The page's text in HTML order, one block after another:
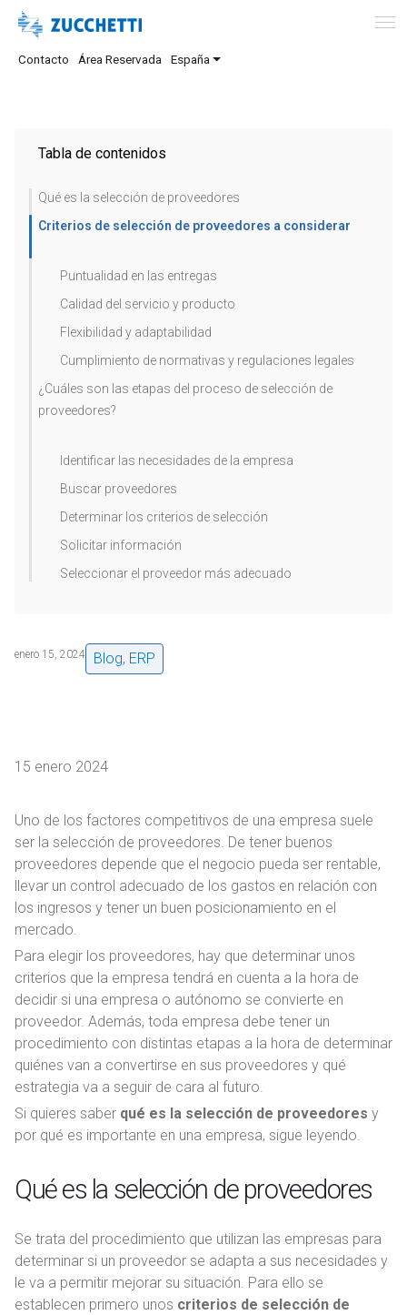
Contacto Área Reservada España
Tabla de contenidos
Qué es la selección de proveedores
Criterios de selección de proveedores a considerar
Puntualidad en las entregas
Calidad del servicio y producto
Flexibilidad y adaptabilidad
Cumplimiento de normativas y regulaciones legales
¿Cuáles son las etapas del proceso de selección de
proveedores?
Identificar las necesidades de la empresa
Buscar proveedores
Determinar los criterios de selección
Solicitar información
Seleccionar el proveedor más adecuado
enero 15, 2024 Blog, ERP
15 enero 2024
Uno de los factores competitivos de una empresa suele
ser la selección de proveedores. De tener buenos
proveedores depende que el negocio pueda ser rentable,
llevar un control adecuado de los gastos en relación con
los ingresos y tener un buen posicionamiento en el
mercado.
Para elegir los proveedores, hay que determinar unos
criterios que la empresa tendrá en cuenta a la hora de
decidir si una empresa o autónomo se convierte en
proveedor. Además, toda empresa debe tener un
procedimiento con distintas etapas a la hora de determinar
quiénes van a convertirse en sus proveedores y qué
estrategia va a seguir de cara al futuro.
Si quieres saber qué es la selección de proveedores y
por qué es importante en una empresa, sigue leyendo.
Qué es la selección de proveedores
Se trata del procedimiento que utilizan las empresas para
determinar si un proveedor se adapta a sus necesidades y
le va a permitir mejorar su situación. Para ello se
establecen primero unos criterios de selección de